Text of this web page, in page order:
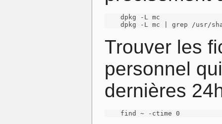
    dpkg -L mc
dpkg -L mc | grep /usr/
Trouver les
personnel
dernières
    find ~ -ctime 0